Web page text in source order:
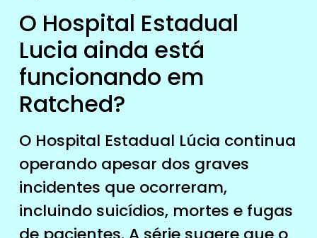
O Hospital Estadual
Lucia ainda está
funcionando em
Ratched?
O Hospital Estadual Lúcia continua
operando apesar dos graves
incidentes que ocorreram,
incluindo suicídios, mortes e fugas